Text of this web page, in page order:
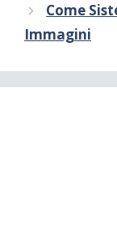
Come
Immagini